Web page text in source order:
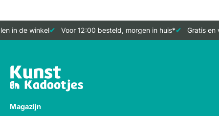
in de winkel Voor 12:00 besteld, morgen in huis* Gratis en
Magazijn